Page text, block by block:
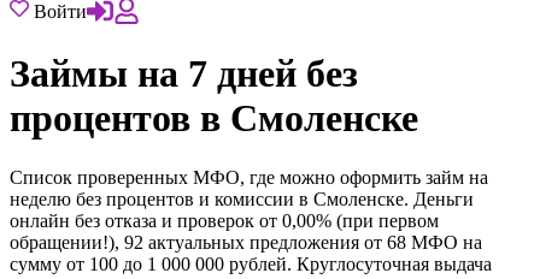
Войти
Займы на 7 дней без
процентов в Смоленске
Список проверенных МФО, где можно оформить займ на
неделю без процентов и комиссии в Смоленске. Деньги
онлайн без отказа и проверок от 0,00% (при первом
обращении!), 92 актуальных предложения от 68 МФО на
сумму от 100 до 1 000 000 рублей. Круглосуточная выдача